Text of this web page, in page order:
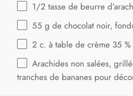
1/2 tasse de beurre
55 g de chocolat noir,
2 c. à table de crème 35 %
Arachides non salées,
tranches de bananes pour